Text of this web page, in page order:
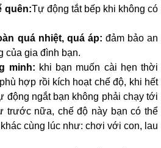
quên:Tự động tắt bếp khi không có
quá nhiệt, quá áp: đảm bảo an
của gia đình bạn.
minh: khi bạn muốn cài hẹn thời
hợp rồi kích hoạt chế độ, khi hết
động ngắt bạn không phải chạy tới
trước nữa, chế độ này bạn có thể
cùng lúc như: chơi với con, lau